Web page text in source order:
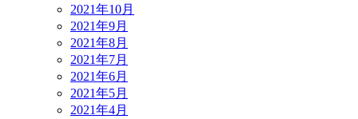
2021年10月
2021年9月
2021年8月
2021年7月
2021年6月
2021年5月
2021年4月